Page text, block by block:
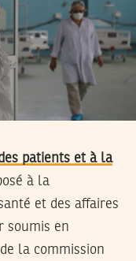
patients et à la
à la
et des affaires
soumis en
la commission